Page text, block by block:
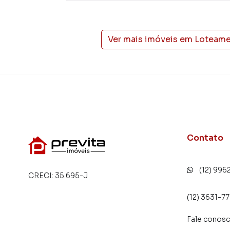
estilo de vida.
Negocie seu imóvel de forma totalmente
você consegue comprar ou alugar um imóvel
praticidade de fazer tudo online, direto do
Na Previta Imóveis você consegue vender ou
imobiliárias tradicionais. Já vendemos e
focada em produzir campanhas específicas
interessados e tendo como consequência
rápido. Contamos também com um time de
Ver mais imóveis em
CRECI: 35.695-J
Contato
(12)
(12) 3631-
Fale